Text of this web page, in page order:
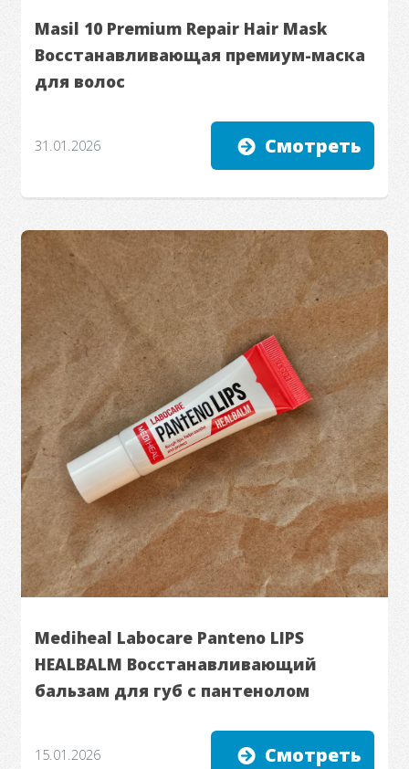
Masil 10 Premium Repair Hair Mask
Восстанавливающая премиум-маска
для волос
31.01.2026 Смотреть
Mediheal Labocare Panteno LIPS
HEALBALM Восстанавливающий
бальзам для губ с пантенолом
15.01.2026 Смотреть